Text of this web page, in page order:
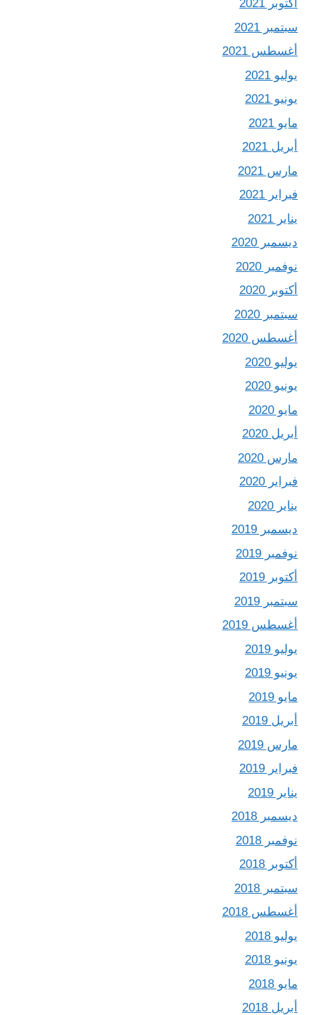
أكتوبر 2021
سبتمبر 2021
أغسطس 2021
يوليو 2021
يونيو 2021
مايو 2021
أبريل 2021
مارس 2021
فبراير 2021
يناير 2021
ديسمبر 2020
نوفمبر 2020
أكتوبر 2020
سبتمبر 2020
أغسطس 2020
يوليو 2020
يونيو 2020
مايو 2020
أبريل 2020
مارس 2020
فبراير 2020
يناير 2020
ديسمبر 2019
نوفمبر 2019
أكتوبر 2019
سبتمبر 2019
أغسطس 2019
يوليو 2019
يونيو 2019
مايو 2019
أبريل 2019
مارس 2019
فبراير 2019
يناير 2019
ديسمبر 2018
نوفمبر 2018
أكتوبر 2018
سبتمبر 2018
أغسطس 2018
يوليو 2018
يونيو 2018
مايو 2018
أبريل 2018